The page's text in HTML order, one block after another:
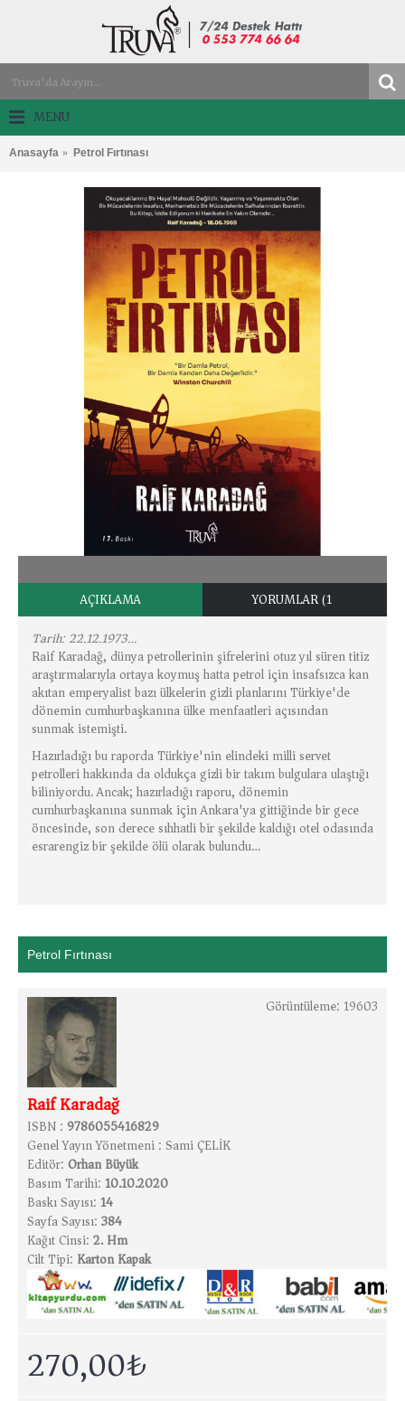
MENU
Anasayfa Petrol Fırtınası
AÇIKLAMA
YORUMLAR (1)
Tarih: 22.12.1973…
Raif Karadağ, dünya petrollerinin şifrelerini otuz yıl süren titiz
araştırmalarıyla ortaya koymuş hatta petrol için insafsızca kan
akıtan emperyalist bazı ülkelerin gizli planlarını Türkiye'de
dönemin cumhurbaşkanına ülke menfaatleri açısından
sunmak istemişti.
Hazırladığı bu raporda Türkiye'nin elindeki milli servet
petrolleri hakkında da oldukça gizli bir takım bulgulara ulaştığı
biliniyordu. Ancak; hazırladığı raporu, dönemin
cumhurbaşkanına sunmak için Ankara'ya gittiğinde bir gece
öncesinde, son derece sıhhatli bir şekilde kaldığı otel odasında
esrarengiz bir şekilde ölü olarak bulundu…
Petrol Fırtınası
Görüntüleme: 19603
Raif Karadağ
ISBN : 9786055416829
Genel Yayın Yönetmeni : Sami ÇELİK
Editör: Orhan Büyük
Basım Tarihi: 10.10.2020
Baskı Sayısı: 14
Sayfa Sayısı: 384
Kağıt Cinsi: 2. Hm
Cilt Tipi: Karton Kapak
270,00₺